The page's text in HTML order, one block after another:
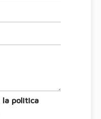
la politica